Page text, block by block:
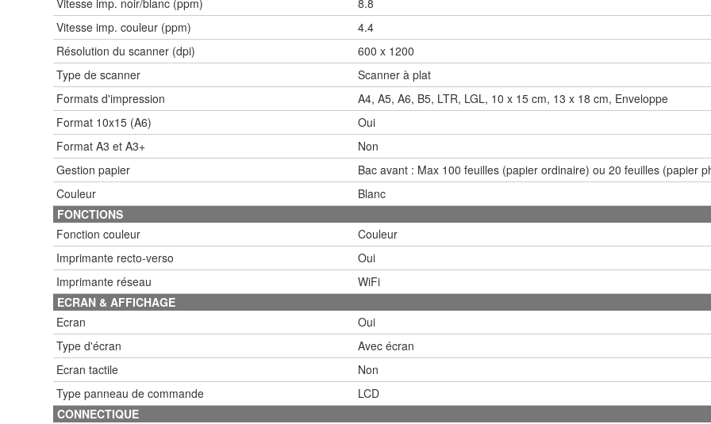
Vitesse imp. couleur (ppm)
4.4
Résolution du scanner (dpi)
600 x 1200
Type de scanner
Scanner à plat
Formats d'impression
A4, A5, A6, B5, LTR, LGL, 10 x 15 cm, 13 x 18 cm, Enveloppe
Format 10x15 (A6)
Oui
Format A3 et A3+
Non
Gestion papier
Bac avant : Max 100 feuilles (papier ordinaire) ou 20 feuilles (papier
Couleur
Blanc
FONCTIONS
Fonction couleur
Couleur
Imprimante recto-verso
Oui
Imprimante réseau
WiFi
ECRAN & AFFICHAGE
Ecran
Oui
Type d'écran
Avec écran
Ecran tactile
Non
Type panneau de commande
LCD
CONNECTIQUE